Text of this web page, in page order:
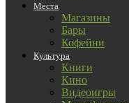
Места
Магазины
Бары
Кофейни
Культура
Книги
Кино
Видеоигры